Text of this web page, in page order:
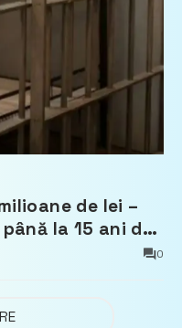
de lei –
la 15 ani de
0